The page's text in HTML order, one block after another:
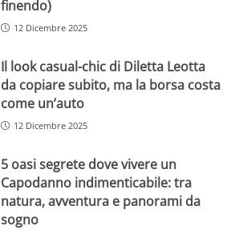
finendo)
12 Dicembre 2025
Il look casual-chic di Diletta Leotta
da copiare subito, ma la borsa costa
come un’auto
12 Dicembre 2025
5 oasi segrete dove vivere un
Capodanno indimenticabile: tra
natura, avventura e panorami da
sogno